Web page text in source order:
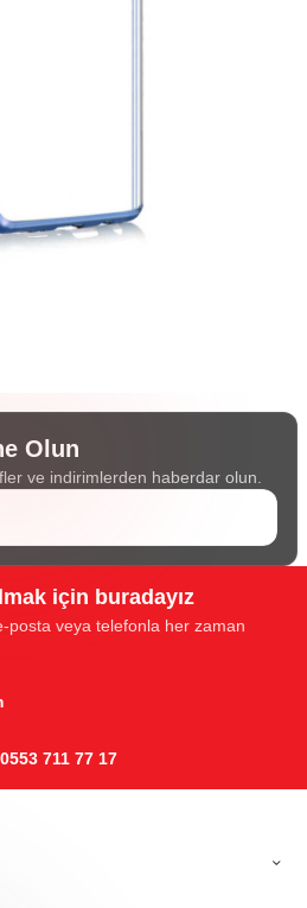
Olun
ve indirimlerden haberdar olun.
için buradayız
posta veya telefonla her zaman
711 77 17